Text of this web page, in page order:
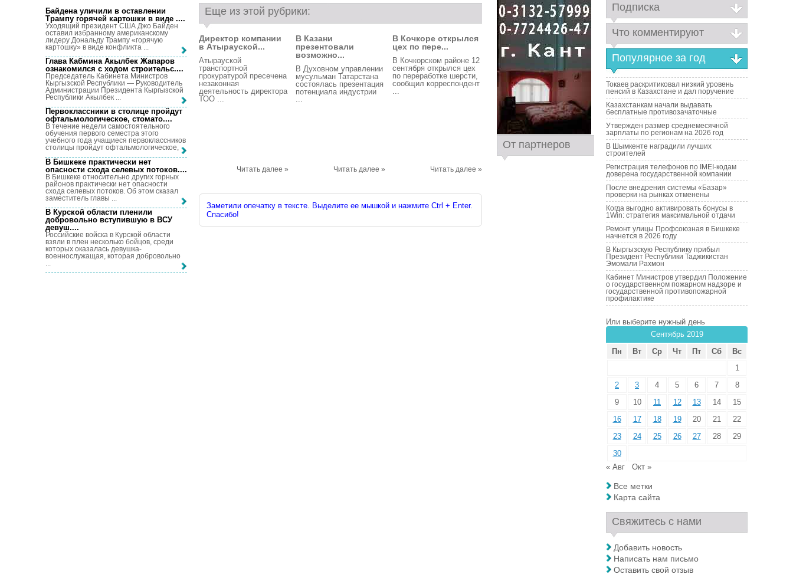
Еще из этой рубрики:
Директор компании
в Атырауской...
Атырауской
транспортной
прокуратурой пресечена
незаконная
деятельность директора
ТОО ...
Читать далее »
В Казани
презентовали
возможно...
В Духовном управлении
мусульман Татарстана
состоялась презентация
потенциала индустрии
...
Читать далее »
В Кочкоре открылся
цех по пере...
В Кочкорском районе 12
сентября открылся цех
по переработке шерсти,
сообщил корреспондент
...
Читать далее »
Заметили опечатку в тексте. Выделите ее мышкой и нажмите Ctrl + Enter.
Спасибо!
Байдена уличили в оставлении
Трампу горячей картошки в виде ....
Уходящий президент США Джо Байден
оставил избранному американскому
лидеру Дональду Трампу «горячую
картошку» в виде конфликта ...
Глава Кабмина Акылбек Жапаров
ознакомился с ходом строительс....
Председатель Кабинета Министров
Кыргызской Республики — Руководитель
Администрации Президента Кыргызской
Республики Акылбек ...
Первоклассники в столице пройдут
офтальмологическое, стомато....
В течение недели самостоятельного
обучения первого семестра этого
учебного года учащиеся первоклассников
столицы пройдут офтальмологическое, ...
В Бишкеке практически нет
опасности схода селевых потоков....
В Бишкеке относительно других горных
районов практически нет опасности
схода селевых потоков. Об этом сказал
заместитель главы ...
В Курской области пленили
добровольно вступившую в ВСУ
девуш....
Российские войска в Курской области
взяли в плен несколько бойцов, среди
которых оказалась девушка-
военнослужащая, которая добровольно
...
От партнеров
Подписка
Что комментируют
Популярное за год
Токаев раскритиковал низкий уровень
пенсий в Казахстане и дал поручение
Казахстанкам начали выдавать
бесплатные противозачаточные
Утвержден размер среднемесячной
зарплаты по регионам на 2026 год
В Шымкенте наградили лучших
строителей
Регистрация телефонов по IMEI-кодам
доверена государственной компании
После внедрения системы «Базар»
проверки на рынках отменены
Когда выгодно активировать бонусы в
1Win: стратегия максимальной отдачи
Ремонт улицы Профсоюзная в Бишкеке
начнется в 2026 году
В Кыргызскую Республику прибыл
Президент Республики Таджикистан
Эмомали Рахмон
Кабинет Министров утвердил Положение
о государственном пожарном надзоре и
государственной противопожарной
профилактике
Или выберите нужный день
Сентябрь 2019
Пн
Вт Ср Чт Пт Сб
Вс
1
2
3 4 5 6 7
8
9
10 11 12 13 14
15
16
17 18 19 20 21
22
23
24 25 26 27 28
29
30
« Авг
Окт »
Все метки
Карта сайта
Свяжитесь с нами
Добавить новость
Написать нам письмо
Оставить свой отзыв